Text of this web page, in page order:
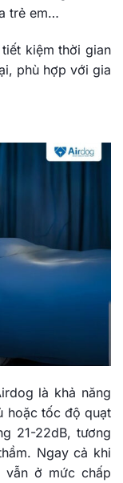
trẻ em…
kiệm thời gian
phù hợp với gia
là khả năng
hoặc tốc độ quạt
21-22dB, tương
Ngay cả khi
ở mức chấp